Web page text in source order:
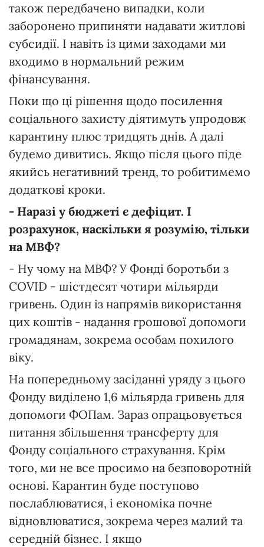
також передбачено випадки, коли
заборонено припиняти надавати житлові
субсидії. І навіть із цими заходами ми
входимо в нормальний режим
фінансування.
Поки що ці рішення щодо посилення
соціального захисту діятимуть упродовж
карантину плюс тридцять днів. А далі
будемо дивитись. Якщо після цього піде
якийсь негативний тренд, то робитимемо
додаткові кроки.
- Наразі у бюджеті є дефіцит. І
розрахунок, наскільки я розумію, тільки
на МВФ?
- Ну чому на МВФ? У Фонді боротьби з
COVID - шістдесят чотири мільярди
гривень. Один із напрямів використання
цих коштів - надання грошової допомоги
громадянам, зокрема особам похилого
віку.
На попередньому засіданні уряду з цього
Фонду виділено 1,6 мільярда гривень для
допомоги ФОПам. Зараз опрацьовується
питання збільшення трансферту для
Фонду соціального страхування. Крім
того, ми не все просимо на безповоротній
основі. Карантин буде поступово
послаблюватися, і економіка почне
відновлюватися, зокрема через малий та
середній бізнес. І якщо